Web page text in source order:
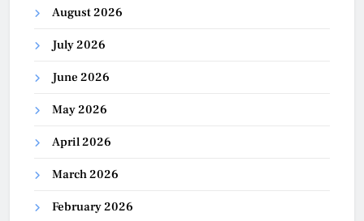
August 2026
July 2026
June 2026
May 2026
April 2026
March 2026
February 2026